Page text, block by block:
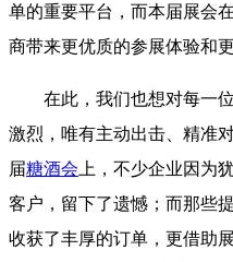
单的重要平台，而本届展会
商带来更优质的参展体验和
在此，我们也想对每一
激烈，唯有主动出击、精准
届糖酒会 上，不少企业因为
客户，留下了遗憾；而那些
收获了丰厚的订单，更借助